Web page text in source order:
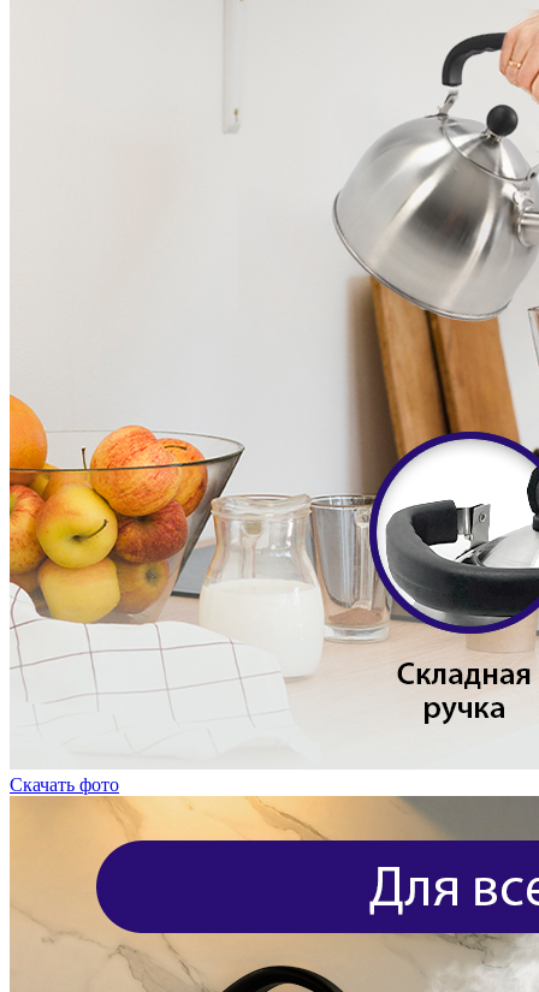
Скачать фото